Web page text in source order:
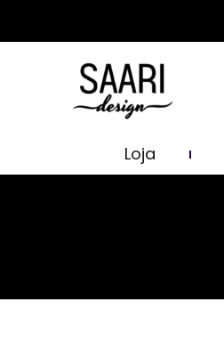
Loja